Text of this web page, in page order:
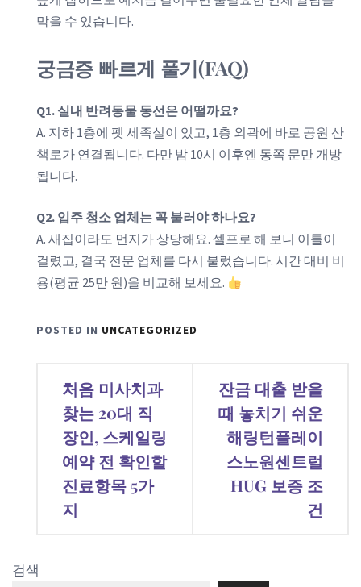
막을 수 있습니다.
궁금증 빠르게 풀기(FAQ)
Q1. 실내 반려동물 동선은 어떨까요?
A. 지하 1층에 펫 세족실이 있고, 1층 외곽에 바로 공원 산
책로가 연결됩니다. 다만 밤 10시 이후엔 동쪽 문만 개방
됩니다.
Q2. 입주 청소 업체는 꼭 불러야 하나요?
A. 새집이라도 먼지가 상당해요. 셀프로 해 보니 이틀이
걸렸고, 결국 전문 업체를 다시 불렀습니다. 시간 대비 비
용(평균 25만 원)을 비교해 보세요.
POSTED IN UNCATEGORIZED
처음 미사치과
찾는 20대 직
장인, 스케일링
예약 전 확인할
진료항목 5가
지
잔금 대출 받을
때 놓치기 쉬운
해링턴플레이
스노원센트럴
HUG 보증 조
건
검색